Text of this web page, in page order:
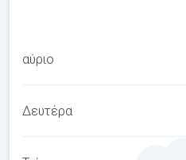
αύριο
Δευτέρα